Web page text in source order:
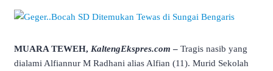
MUARA TEWEH, KaltengEkspres.com – Tragis nasib yang
dialami Alfiannur M Radhani alias Alfian (11). Murid Sekolah